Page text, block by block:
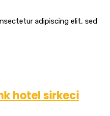
adipiscing elit, sed
hotel sirkeci